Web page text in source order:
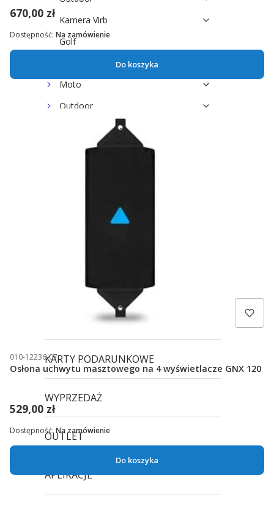
Kamera Virb
Golf
Moto
Outdoor
Garmin dla psów
Morskie Systemy Audio Fusion
KARTY PODARUNKOWE
WYPRZEDAŻ
OUTLET
APLIKACJE
670,00 zł
Do koszyka
Dostępność: Na zamówienie
010-12236-07
Osłona uchwytu masztowego na 4 wyświetlacze GNX 120
529,00 zł
Do koszyka
Dostępność:Na zamówienie